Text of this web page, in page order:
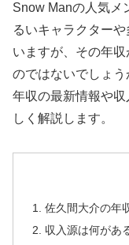
Snow Manの人気メ
るいキャラクター
いますが、その年
のではないでしょ
年収の最新情報や
しく解説します。
佐久間大介の年
収入源は何があ